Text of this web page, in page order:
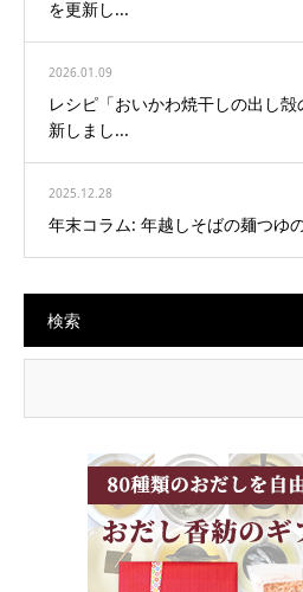
を更新し...
2026.01.09
レシピ「おいかわ焼干しの出し
新しまし...
2025.12.28
年末コラム: 年越しそばの麺つゆ
検索